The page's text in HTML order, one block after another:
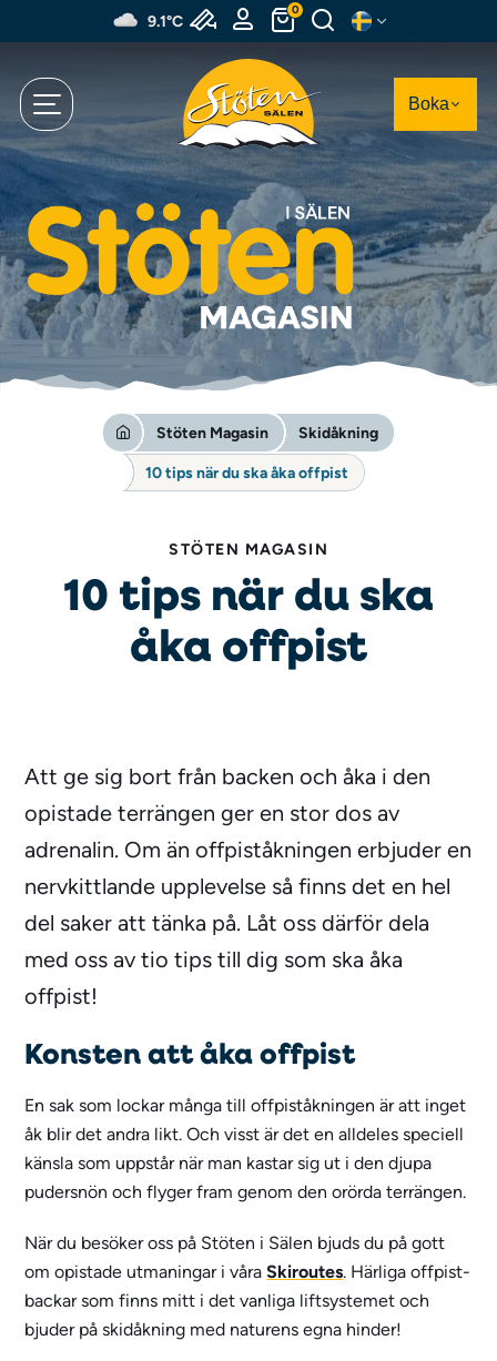
till
9.1°C
0
Boka
Stöten Magasin Skidåkning
10 tips när du ska åka offpist
STÖTEN MAGASIN
10 tips när du ska
åka offpist
Att ge sig bort från backen och åka i den
opistade terrängen ger en stor dos av
adrenalin. Om än offpiståkningen erbjuder en
nervkittlande upplevelse så finns det en hel
del saker att tänka på. Låt oss därför dela
med oss av tio tips till dig som ska åka
offpist!
Konsten att åka offpist
En sak som lockar många till offpiståkningen är att inget
åk blir det andra likt. Och visst är det en alldeles speciell
känsla som uppstår när man kastar sig ut i den djupa
pudersnön och flyger fram genom den orörda terrängen.
När du besöker oss på Stöten i Sälen bjuds du på gott
om opistade utmaningar i våraSkiroutes. Härliga offpist-
backar som finns mitt i det vanliga liftsystemet och
bjuder på skidåkning med naturens egna hinder!